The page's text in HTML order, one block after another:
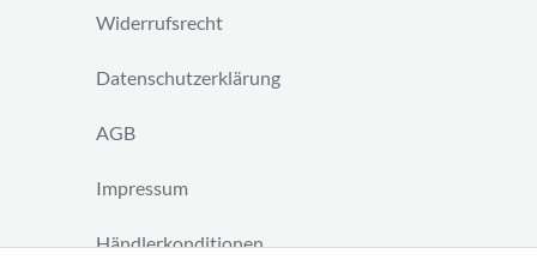
Widerrufsrecht
Datenschutzerklärung
AGB
Impressum
Händlerkonditionen